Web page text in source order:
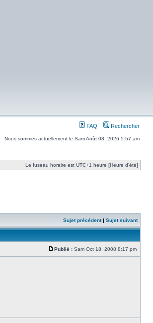
FAQ Rechercher
Nous sommes actuellement le Sam Août 08, 2026 5:57 am
Le fuseau horaire est UTC+1 heure [Heure d’été]
Sujet précédent| Sujet suivant
Publié : Sam Oct 18, 2008 8:17 pm